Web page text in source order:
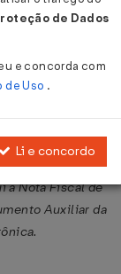
07/2020
a Nota Fiscal de
Auxiliar da
de Dados
e concorda com
de Uso .
Li e concordo